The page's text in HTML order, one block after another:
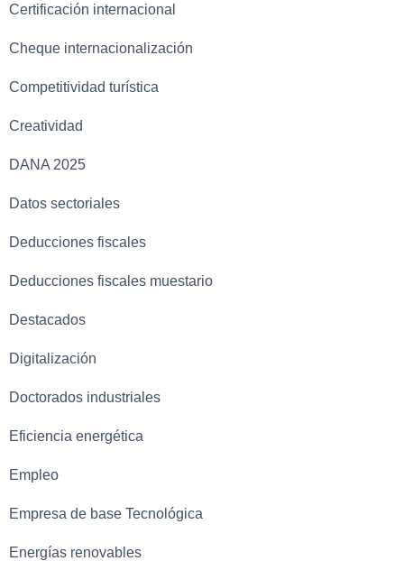
Certificación internacional
Cheque internacionalización
Competitividad turística
Creatividad
DANA 2025
Datos sectoriales
Deducciones fiscales
Deducciones fiscales muestario
Destacados
Digitalización
Doctorados industriales
Eficiencia energética
Empleo
Empresa de base Tecnológica
Energías renovables